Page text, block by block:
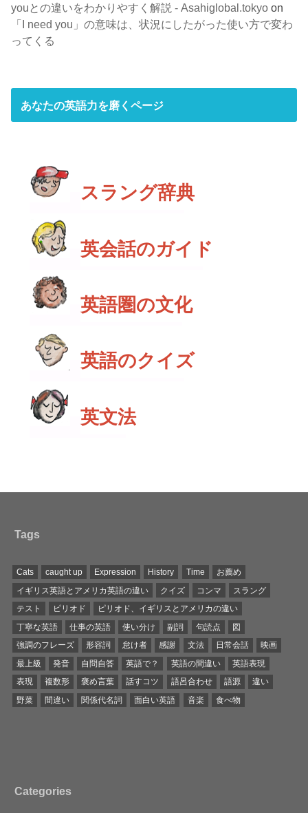
youとの違いをわかりやすく解説 - Asahiglobal.tokyo on
「I need you」の意味は、状況にしたがった使い方で変わ
ってくる
あなたの英語力を磨くページ
スラング辞典
英会話のガイド
英語圏の文化
英語のクイズ
英文法
Tags
Cats caught up Expression History Time
お薦め
イギリス英語とアメリカ英語の違い
クイズ コンマ
スラング
テスト
ピリオド
ピリオド、イギリスとアメリカの違い
丁寧な英語
仕事の英語 使い分け 副詞 句読点
図
強調のフレーズ
形容詞 怠け者 感謝 文法 日常会話
映画
最上級
発音 自問自答 英語で？ 英語の間違い
英語表現
表現
複数形 褒め言葉 話すコツ 語呂合わせ 語源
違い
野菜
間違い 関係代名詞 面白い英語 音楽 食べ物
Categories